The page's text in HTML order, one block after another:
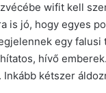
wifit kell
is jó, hogy egyes
egy
hívő
kétszer